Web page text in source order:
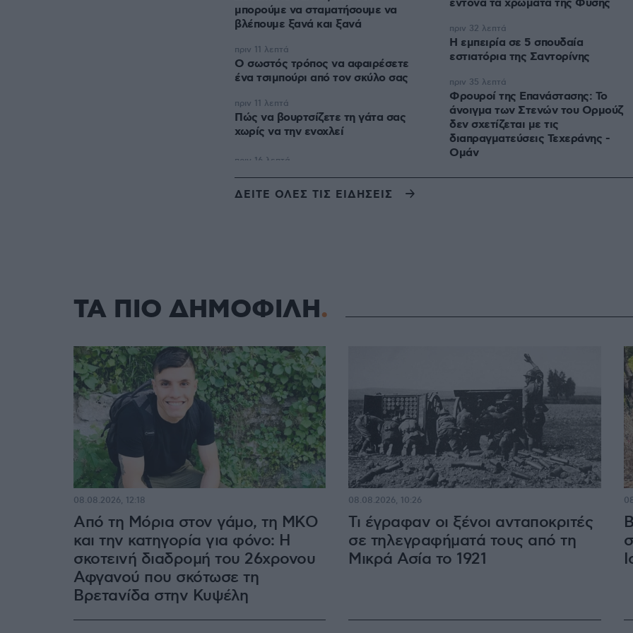
μπορούμε να σταματήσουμε να
βλέπουμε ξανά και ξανά
Ο σωστός τρόπος να αφαιρέσετε
ένα τσιμπούρι από τον σκύλο σας
πριν 11 λεπτά
Πώς να βουρτσίζετε τη γάτα σας
χωρίς να την ενοχλεί
πριν 11 λεπτά
έντονα τα χρώματα της Φύσης
Η εμπειρία σε 5 σπουδαία
εστιατόρια της Σαντορίνης
πριν 32 λεπτά
Φρουροί της Επανάστασης: Το
άνοιγμα των Στενών του Ορμούζ
δεν σχετίζεται με τις
διαπραγματεύσεις Τεχεράνης -
Ομάν
πριν 35 λεπτά
ΔΕΙΤΕ ΟΛΕΣ ΤΙΣ ΕΙΔΗΣΕΙΣ
ΤΑ ΠΙΟ ΔΗΜΟΦΙΛΗ
Από τη Μόρια στον γάμο, τη ΜΚΟ
και την κατηγορία για φόνο: Η
σκοτεινή διαδρομή του 26χρονου
Αφγανού που σκότωσε τη
Βρετανίδα στην Κυψέλη
08.08.2026, 12:18
Τι έγραφαν οι ξένοι ανταποκριτές
σε τηλεγραφήματά τους από τη
Μικρά Ασία το 1921
08.08.2026, 10:26